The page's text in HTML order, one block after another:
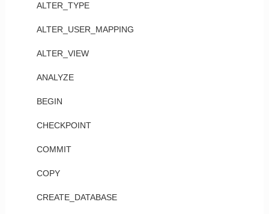
ALTER_TYPE
ALTER_USER_MAPPING
ALTER_VIEW
ANALYZE
BEGIN
CHECKPOINT
COMMIT
COPY
CREATE_DATABASE